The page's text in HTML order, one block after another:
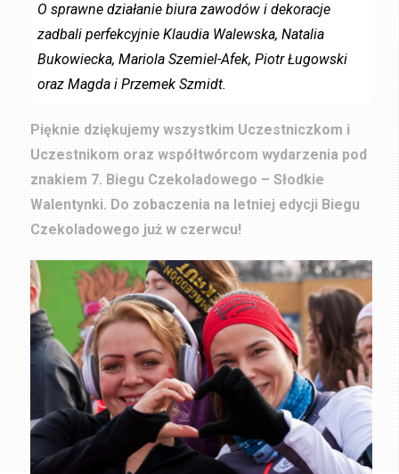
O sprawne działanie biura zawodów i dekoracje
zadbali perfekcyjnie Klaudia Walewska, Natalia
Bukowiecka, Mariola Szemiel-Afek, Piotr Ługowski
oraz Magda i Przemek Szmidt.
Pięknie dziękujemy wszystkim Uczestniczkom i
Uczestnikom oraz współtwórcom wydarzenia pod
znakiem 7. Biegu Czekoladowego – Słodkie
Walentynki. Do zobaczenia na letniej edycji Biegu
Czekoladowego już w czerwcu!